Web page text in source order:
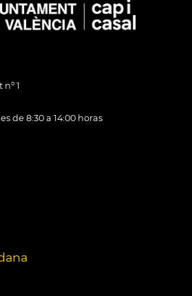
1
de 8:30 a 14:00 horas